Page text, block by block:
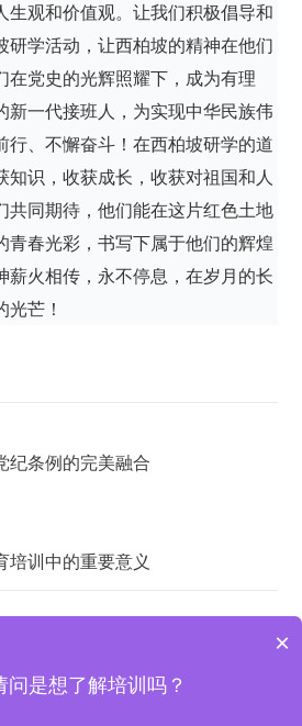
生观和价值观。让我们积极倡导和
研学活动，让西柏坡的精神在他们
在党史的光辉照耀下，成为有理
新一代接班人，为实现中华民族伟
行、不懈奋斗！在西柏坡研学的道
知识，收获成长，收获对祖国和人
共同期待，他们能在这片红色土地
青春光彩，书写下属于他们的辉煌
薪火相传，永不停息，在岁月的长
芒！
纪条例的完美融合
培训中的重要意义
地址：西柏坡纪念馆宾馆办公室
×
是想了解培训吗？